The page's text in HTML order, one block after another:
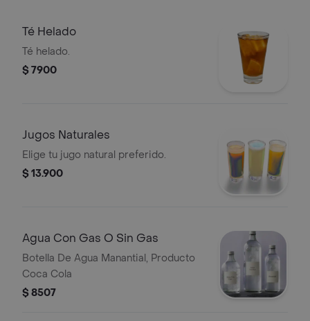
Té Helado
Té helado.
$ 7900
Jugos Naturales
Elige tu jugo natural preferido.
$ 13.900
Agua Con Gas O Sin Gas
Botella De Agua Manantial, Producto
Coca Cola
$ 8507